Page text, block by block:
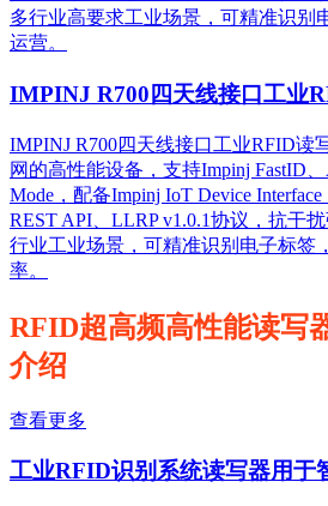
多行业高要求工业场景，可精准识别
运营。​
IMPINJ R700四天线接口工业
IMPINJ R700四天线接口工业RFID读
网的高性能设备，支持Impinj FastID、
Mode，配备Impinj IoT Device
REST API、LLRP v1.0.1协议，抗干
行业工业场景，可精准识别电子标签
率。
RFID超高频高性能读写
介绍
查看更多
工业RFID识别系统读写器用于